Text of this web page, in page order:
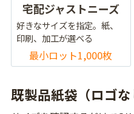
宅配ジャストニーズ
好きなサイズを指定。紙、
印刷、加工が選べる
最小ロット1,000枚
既製品紙袋（ロゴな